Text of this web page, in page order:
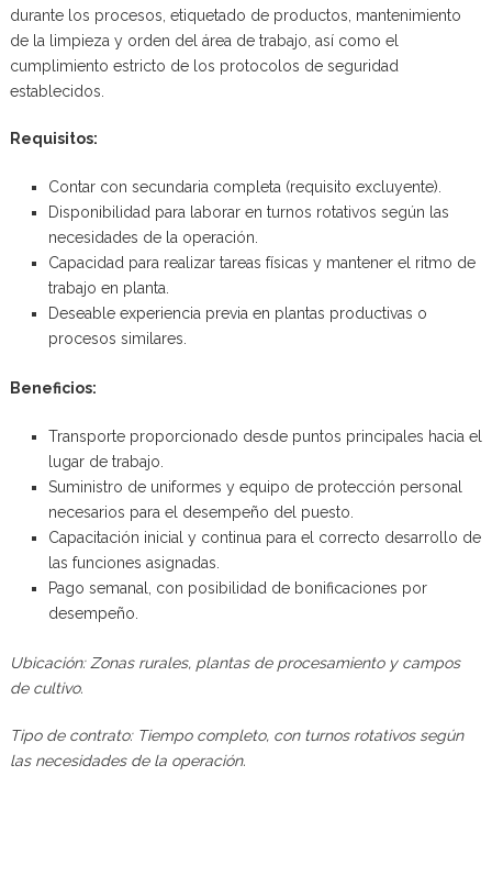
durante los procesos, etiquetado de productos, mantenimiento
de la limpieza y orden del área de trabajo, así como el
cumplimiento estricto de los protocolos de seguridad
establecidos.
Requisitos:
Contar con secundaria completa (requisito excluyente).
Disponibilidad para laborar en turnos rotativos según las
necesidades de la operación.
Capacidad para realizar tareas físicas y mantener el ritmo de
trabajo en planta.
Deseable experiencia previa en plantas productivas o
procesos similares.
Beneficios:
Transporte proporcionado desde puntos principales hacia el
lugar de trabajo.
Suministro de uniformes y equipo de protección personal
necesarios para el desempeño del puesto.
Capacitación inicial y continua para el correcto desarrollo de
las funciones asignadas.
Pago semanal, con posibilidad de bonificaciones por
desempeño.
Ubicación: Zonas rurales, plantas de procesamiento y campos
de cultivo.
Tipo de contrato: Tiempo completo, con turnos rotativos según
las necesidades de la operación.